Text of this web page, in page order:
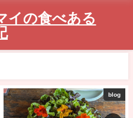
イの食べある
blog